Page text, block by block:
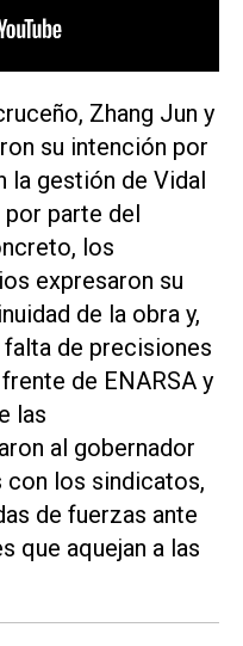
Zhang Jun y
su intención por
la gestión de Vidal
parte del
los
expresaron su
de la obra y,
de precisiones
de ENARSA y
las
al gobernador
los sindicatos,
de fuerzas ante
que aquejan a las